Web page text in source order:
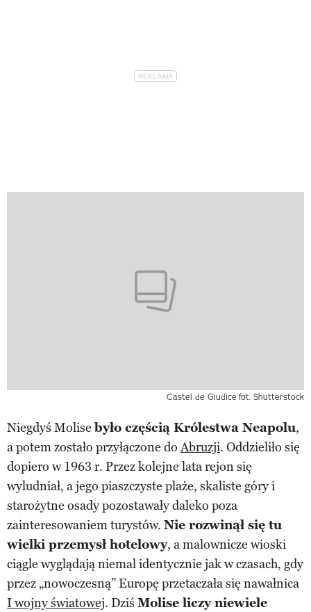
Castel de Giudice fot. Shutterstock
Niegdyś Molisebyło częścią Królestwa Neapolu,
a potem zostało przyłączone doAbruzji. Oddzieliło się
dopiero w 1963 r. Przez kolejne lata rejon się
wyludniał, a jego piaszczyste plaże, skaliste góry i
starożytne osady pozostawały daleko poza
zainteresowaniem turystów. Nie rozwinął się tu
wielki przemysł hotelowy, a malownicze wioski
ciągle wyglądają niemal identycznie jak w czasach, gdy
przez „nowoczesną” Europę przetaczała się nawałnica
I wojny światowej. Dziś Molise liczy niewiele